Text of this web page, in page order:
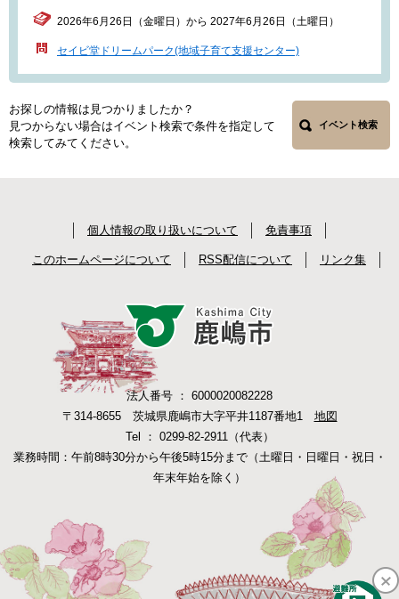
2026年6月26日（金曜日）から 2027年6月26日（土曜日）
セイビ堂ドリームパーク(地域子育て支援センター)
お探しの情報は見つかりましたか？
見つからない場合はイベント検索で条件を指定して
検索してみてください。
イベント検索
個人情報の取り扱いについて 免責事項
このホームページについて RSS配信について リンク集
法人番号 ： 6000020082228
〒314-8655 茨城県鹿嶋市大字平井1187番地1 地図
Tel ： 0299-82-2911（代表）
業務時間：午前8時30分から午後5時15分まで（土曜日・日曜日・祝日・
年末年始を除く）